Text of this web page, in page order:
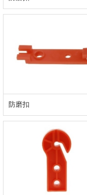
防磨扣